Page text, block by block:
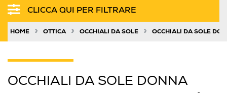
CLICCA QUI PER FILTRARE
HOME » OTTICA » OCCHIALI DA SOLE » OCCHIALI DA SOLE
OCCHIALI DA SOLE DONNA